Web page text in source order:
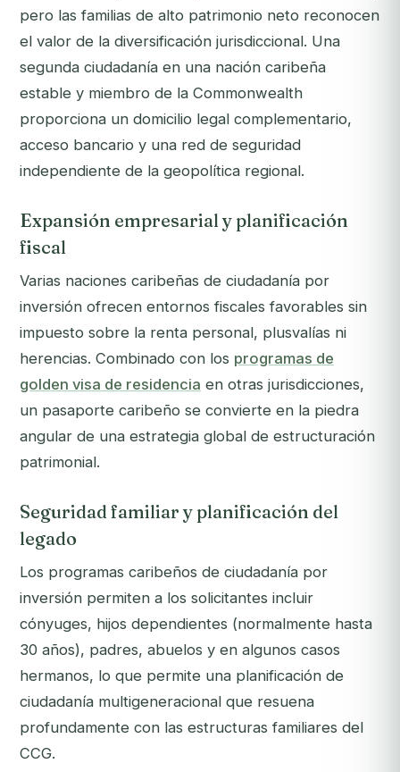
pero las familias de alto patrimonio neto reconocen
el valor de la diversificación jurisdiccional. Una
segunda ciudadanía en una nación caribeña
estable y miembro de la Commonwealth
proporciona un domicilio legal complementario,
acceso bancario y una red de seguridad
independiente de la geopolítica regional.
Expansión empresarial y planificación
fiscal
Varias naciones caribeñas de ciudadanía por
inversión ofrecen entornos fiscales favorables sin
impuesto sobre la renta personal, plusvalías ni
herencias. Combinado con los programas de
golden visa de residencia en otras jurisdicciones,
un pasaporte caribeño se convierte en la piedra
angular de una estrategia global de estructuración
patrimonial.
Seguridad familiar y planificación del
legado
Los programas caribeños de ciudadanía por
inversión permiten a los solicitantes incluir
cónyuges, hijos dependientes (normalmente hasta
30 años), padres, abuelos y en algunos casos
hermanos, lo que permite una planificación de
ciudadanía multigeneracional que resuena
profundamente con las estructuras familiares del
CCG.